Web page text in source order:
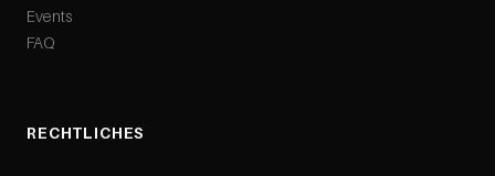
Events
FAQ
RECHTLICHES